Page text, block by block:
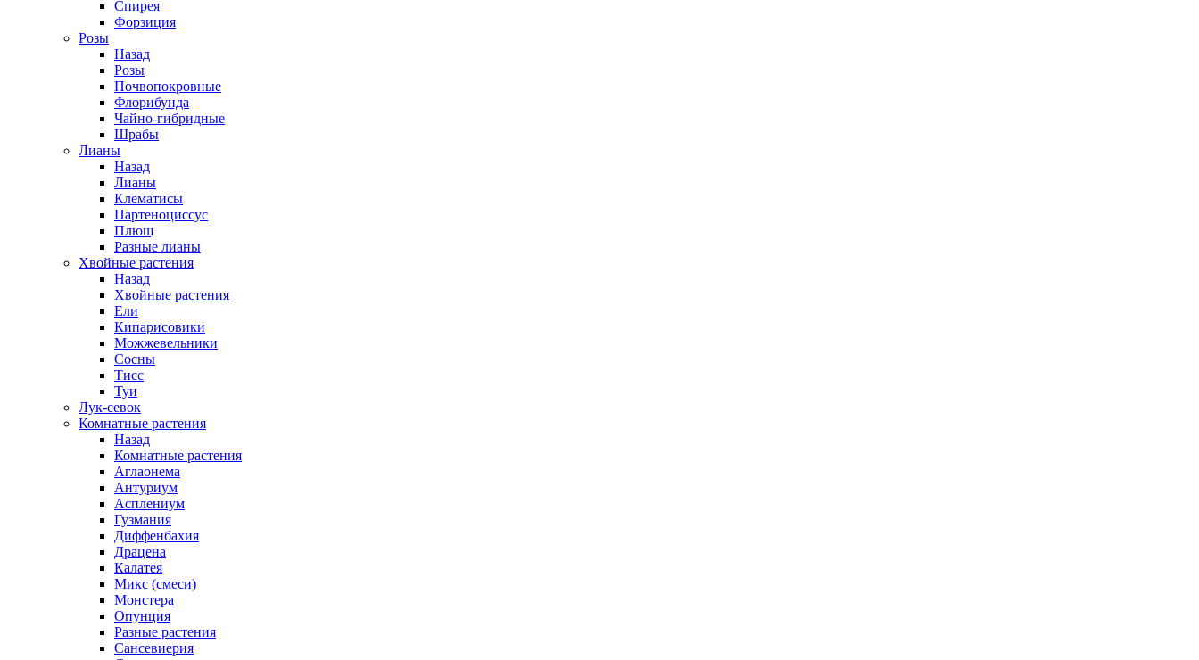
Спирея
Форзиция
Розы
Назад
Розы
Почвопокровные
Флорибунда
Чайно-гибридные
Шрабы
Лианы
Назад
Лианы
Клематисы
Партеноциссус
Плющ
Разные лианы
Хвойные растения
Назад
Хвойные растения
Ели
Кипарисовики
Можжевельники
Сосны
Тисс
Туи
Лук-севок
Комнатные растения
Назад
Комнатные растения
Аглаонема
Антуриум
Асплениум
Гузмания
Диффенбахия
Драцена
Калатея
Микс (смеси)
Монстера
Опунция
Разные растения
Сансевиерия